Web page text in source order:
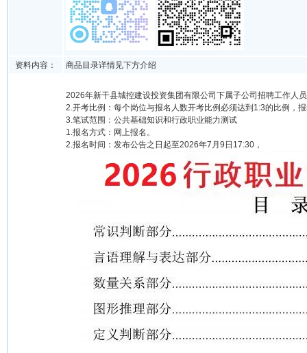
资料内容： 商品目录详情见下方介绍
2026年新干县城控建设投资集团有限公司下属子公司招聘工作人
2.开考比例：每个岗位与报名人数开考比例必须达到1:3的比例，
3.笔试范围：公共基础知识和行政职业能力测试
1.报名方式：网上报名。
2.报名时间：发布公告之日起至2026年7月9日17:30，